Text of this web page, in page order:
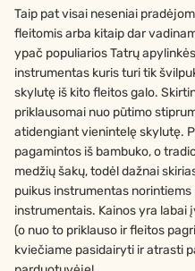
Taip pat visai neseniai
fleitomis arba kitaip dar
ypač populiarios Tatrų
instrumentas kuris turi tik
skylutę iš kito fleitos galo.
priklausomai nuo pūtimo
atidengiant vienintelę skylutę.
pagamintos iš bambuko, o
medžių šakų, todėl dažnai
puikus instrumentas
instrumentais. Kainos yra labai
(o nuo to priklauso ir fleitos
kviečiame pasidairyti ir atrasti